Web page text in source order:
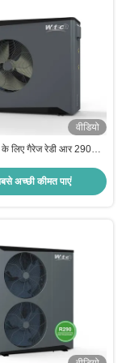
वीडियो
के लिए गैरेज रेडी आर 290
हीट पंप
अच्छी कीमत पाएं